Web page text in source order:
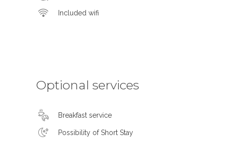
Included wifi
Optional services
Breakfast service
Possibility of Short Stay